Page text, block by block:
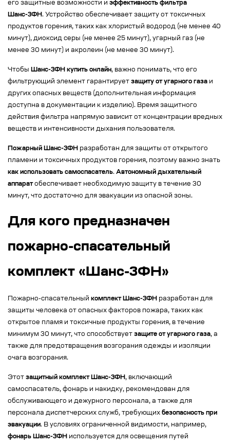
его защитные возможности и эффективность фильтра
Шанс-3ФН. Устройство обеспечивает защиту от токсичных
продуктов горения, таких как хлористый водород (не менее 40
минут), диоксид серы (не менее 25 минут), угарный газ (не
менее 30 минут) и акролеин (не менее 30 минут).
Чтобы Шанс-3ФН купить онлайн, важно понимать, что его
фильтрующий элемент гарантирует защиту от угарного газа и
других опасных веществ (дополнительная информация
доступна в документации к изделию). Время защитного
действия фильтра напрямую зависит от концентрации вредных
веществ и интенсивности дыхания пользователя.
Пожарный Шанс-3ФН разработан для защиты от открытого
пламени и токсичных продуктов горения, поэтому важно знать
как использовать самоспасатель. Автономный дыхательный
аппаратобеспечивает необходимую защиту в течение 30
минут, что достаточно для эвакуации из опасной зоны.
Для кого предназначен
пожарно-спасательный
комплект «Шанс-3ФН»
Пожарно-спасательный комплект Шанс-3ФН разработан для
защиты человека от опасных факторов пожара, таких как
открытое пламя и токсичные продукты горения, в течение
минимум 30 минут, что способствует защите от угарного газа, а
также для предотвращения возгорания одежды и изоляции
очага возгорания.
Этот защитный комплект Шанс-3ФН, включающий
самоспасатель, фонарь и накидку, рекомендован для
обслуживающего и дежурного персонала, а также для
персонала диспетчерских служб, требующих безопасность при
эвакуации. В условиях ограниченной видимости, например,
фонарь Шанс-3ФН используется для освещения путей